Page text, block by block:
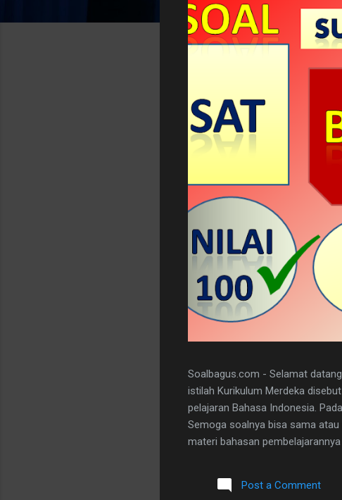
Soalbagus.com - Selamat
istilah Kurikulum Merdeka
pelajaran Bahasa Indonesia.
Semoga soalnya bisa sama
materi bahasan
dibawah ini. I. PILIHAN GANDA
A 20. D II.URAIAN 1. Judul
Post a Comment